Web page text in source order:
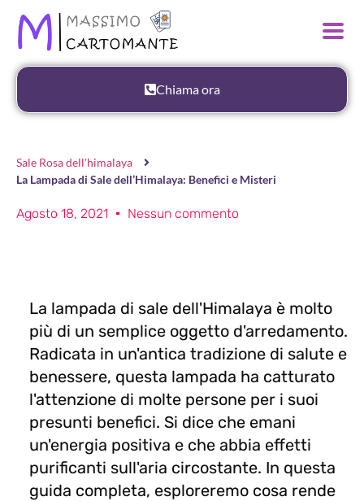
Chiama ora
Sale Rosa dell'himalaya
La Lampada di Sale dell’Himalaya: Benefici e Misteri
Agosto 18, 2021 Nessun commento
La lampada di sale dell'Himalaya è molto
più di un semplice oggetto d'arredamento.
Radicata in un'antica tradizione di salute e
benessere, questa lampada ha catturato
l'attenzione di molte persone per i suoi
presunti benefici. Si dice che emani
un'energia positiva e che abbia effetti
purificanti sull'aria circostante. In questa
guida completa, esploreremo cosa rende